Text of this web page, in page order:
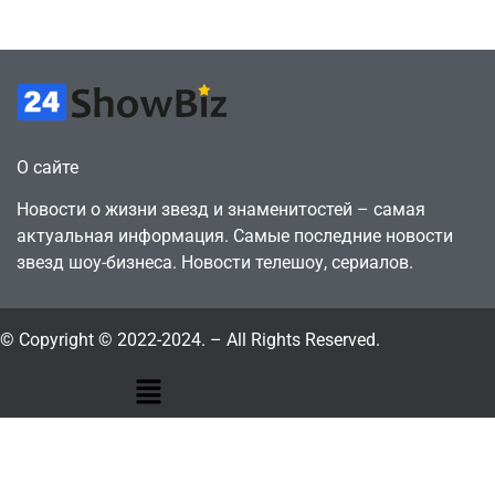
О сайте
Новости о жизни звезд и знаменитостей – самая
актуальная информация. Самые последние новости
звезд шоу-бизнеса. Новости телешоу, сериалов.
© Copyright © 2022-2024. – All Rights Reserved.